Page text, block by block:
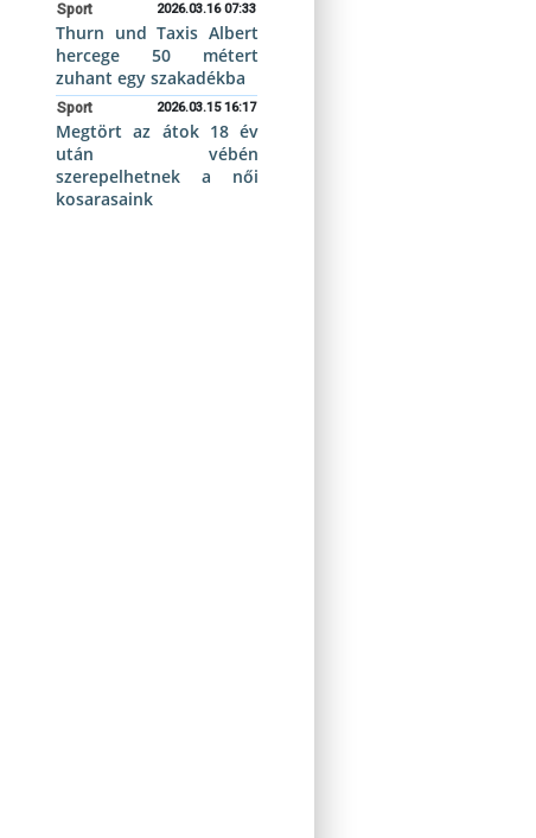
Sport 2026.03.16 07:33
Thurn und Taxis Albert
hercege 50 métert
zuhant egy szakadékba
Sport 2026.03.15 16:17
Megtört az átok 18 év
után vébén
szerepelhetnek a női
kosarasaink